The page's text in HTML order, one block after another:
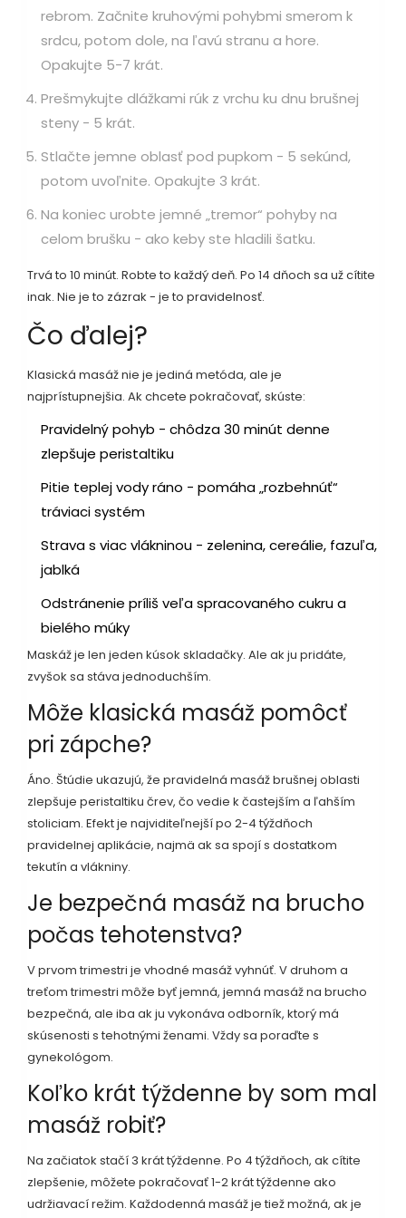
rebrom. Začnite kruhovými pohybmi smerom k
srdcu, potom dole, na ľavú stranu a hore.
Opakujte 5-7 krát.
Prešmykujte dlážkami rúk z vrchu ku dnu brušnej
steny - 5 krát.
Stlačte jemne oblasť pod pupkom - 5 sekúnd,
potom uvoľnite. Opakujte 3 krát.
Na koniec urobte jemné „tremor“ pohyby na
celom brušku - ako keby ste hladili šatku.
Trvá to 10 minút. Robte to každý deň. Po 14 dňoch sa už cítite
inak. Nie je to zázrak - je to pravidelnosť.
Čo ďalej?
Klasická masáž nie je jediná metóda, ale je
najprístupnejšia. Ak chcete pokračovať, skúste:
Pravidelný pohyb - chôdza 30 minút denne
zlepšuje peristaltiku
Pitie teplej vody ráno - pomáha „rozbehnúť“
tráviaci systém
Strava s viac vlákninou - zelenina, cereálie, fazuľa,
jablká
Odstránenie príliš veľa spracovaného cukru a
bielého múky
Maskáž je len jeden kúsok skladačky. Ale ak ju pridáte,
zvyšok sa stáva jednoduchším.
Môže klasická masáž pomôcť
pri zápche?
Áno. Štúdie ukazujú, že pravidelná masáž brušnej oblasti
zlepšuje peristaltiku črev, čo vedie k častejším a ľahším
stoliciam. Efekt je najviditeľnejší po 2-4 týždňoch
pravidelnej aplikácie, najmä ak sa spojí s dostatkom
tekutín a vlákniny.
Je bezpečná masáž na brucho
počas tehotenstva?
V prvom trimestri je vhodné masáž vyhnúť. V druhom a
treťom trimestri môže byť jemná, jemná masáž na brucho
bezpečná, ale iba ak ju vykonáva odborník, ktorý má
skúsenosti s tehotnými ženami. Vždy sa poraďte s
gynekológom.
Koľko krát týždenne by som mal
masáž robiť?
Na začiatok stačí 3 krát týždenne. Po 4 týždňoch, ak cítite
zlepšenie, môžete pokračovať 1-2 krát týždenne ako
udržiavací režim. Každodenná masáž je tiež možná, ak je